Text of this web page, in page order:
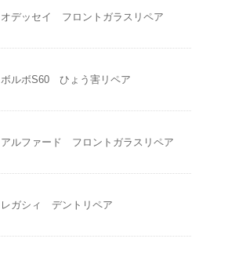
オデッセイ フロントガラスリペア
ボルボS60 ひょう害リペア
アルファード フロントガラスリペア
レガシィ デントリペア